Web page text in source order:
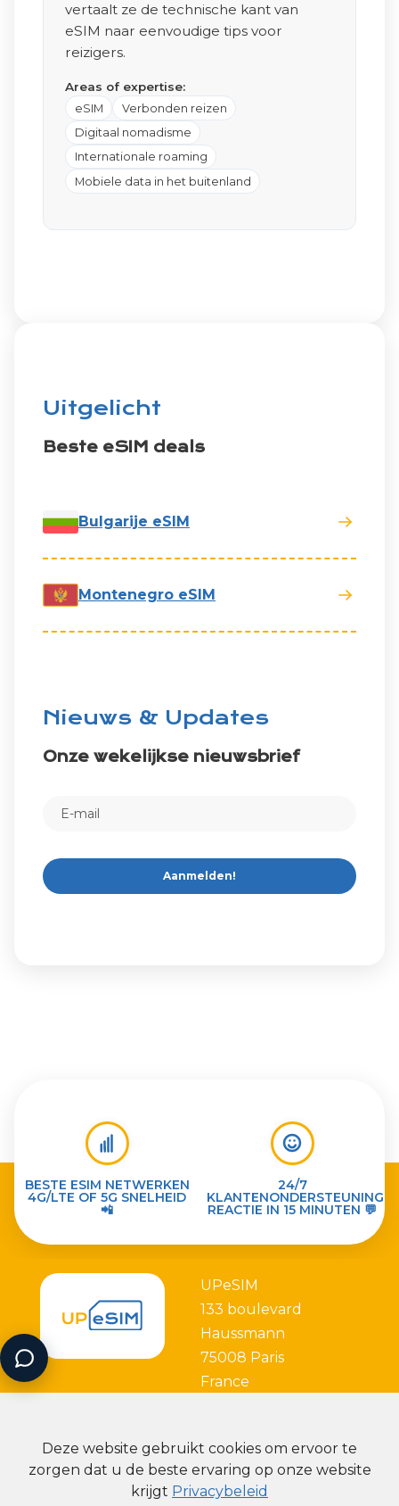
vertaalt ze de technische kant van
eSIM naar eenvoudige tips voor
reizigers.
Areas of expertise:
eSIM
Verbonden reizen
Digitaal nomadisme
Internationale roaming
Mobiele data in het buitenland
Uitgelicht
Beste eSIM deals
Bulgarije eSIM
Montenegro eSIM
Nieuws & Updates
Onze wekelijkse nieuwsbrief
Aanmelden!
Deze website gebruikt cookies om ervoor te
zorgen dat u de beste ervaring op onze website
krijgt Privacybeleid
BESTE ESIM NETWERKEN
4G/LTE OF 5G SNELHEID
📲
24/7
KLANTENONDERSTEUNING
REACTIE IN 15 MINUTEN 💬
UPeSIM
133 boulevard
Haussmann
75008 Paris
France